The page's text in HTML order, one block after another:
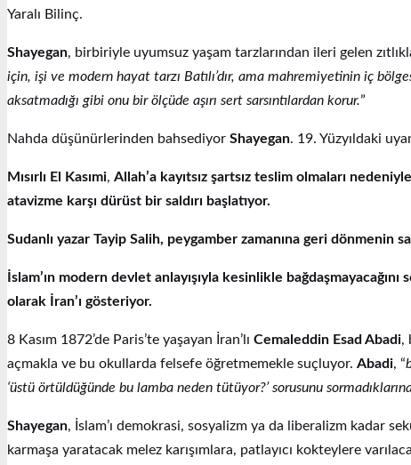
Yaralı Bilinç.
Shayegan, birbiriyle uyumsuz yaşam tarzlarından ileri gelen
için, işi ve modern hayat tarzı Batılı’dır, ama mahremiyetinin iç
aksatmadığı gibi onu bir ölçüde aşırı sert sarsıntılardan korur.”
Nahda düşünürlerinden bahsediyor Shayegan. 19. Yüzyıldaki
Mısırlı El Kasımi, Allah’a kayıtsız şartsız teslim olmaları
atavizme karşı dürüst bir saldırı başlatıyor.
Sudanlı yazar Tayip Salih, peygamber zamanına geri
İslam’ın modern devlet anlayışıyla kesinlikle
olarak İran’ı gösteriyor.
8 Kasım 1872’de Paris’te yaşayan İran’lı Cemaleddin Esad Abadi,
açmakla ve bu okullarda felsefe öğretmemekle suçluyor. Abadi, “
‘üstü örtüldüğünde bu lamba neden tütüyor?’ sorusunu
Shayegan, İslam’ı demokrasi, sosyalizm ya da liberalizm kadar
karmaşa yaratacak melez karışımlara, patlayıcı kokteylere